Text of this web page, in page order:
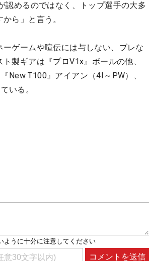
認めるのではなく、トップ選手の大多
ら」と言う。
ゲームや喧伝には与しない、ブレな
製ギアは『プロV1x』ボールの他、
New T100』アイアン（4I～PW）、
いる。